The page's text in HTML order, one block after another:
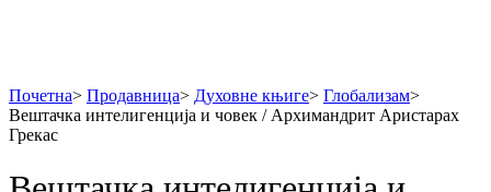
Почетна> Продавница> Духовне књиге> Глобализам>
Вештачка интелигенција и човек / Архимандрит Аристарах
Грекас